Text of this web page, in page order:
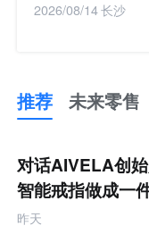
2026/08/14长沙
推荐 未来零售
来
零
售
跨
境
对话AIVELA创
智能戒指做成一
饰品
昨天